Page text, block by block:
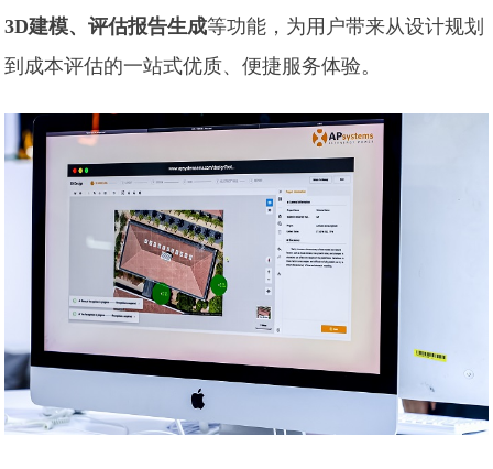
3D建模、评估报告生成等功能，为用户带来从设计规划
到成本评估的一站式优质、便捷服务体验。